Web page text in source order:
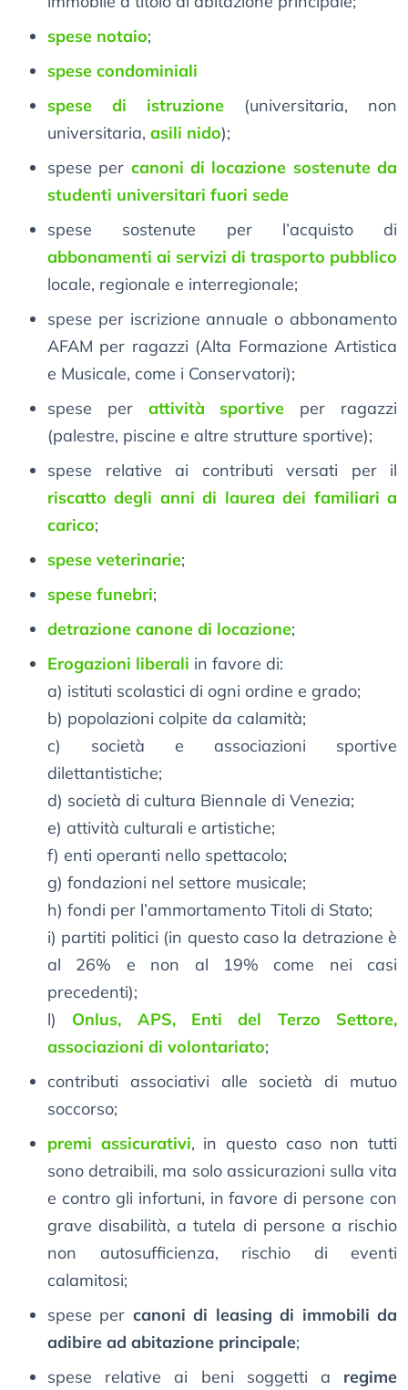
spese notaio;
spese condominiali
spese di istruzione (universitaria, non
universitaria, asili nido);
spese per canoni di locazione sostenute da
studenti universitari fuori sede
spese sostenute per l’acquisto di
abbonamenti ai servizi di trasporto pubblico
locale, regionale e interregionale;
spese per iscrizione annuale o abbonamento
AFAM per ragazzi (Alta Formazione Artistica
e Musicale, come i Conservatori);
spese per attività sportive per ragazzi
(palestre, piscine e altre strutture sportive);
spese relative ai contributi versati per il
riscatto degli anni di laurea dei familiari a
carico;
spese veterinarie;
spese funebri;
detrazione canone di locazione;
Erogazioni liberali in favore di:
a) istituti scolastici di ogni ordine e grado;
b) popolazioni colpite da calamità;
c) società e associazioni sportive
dilettantistiche;
d) società di cultura Biennale di Venezia;
e) attività culturali e artistiche;
f) enti operanti nello spettacolo;
g) fondazioni nel settore musicale;
h) fondi per l’ammortamento Titoli di Stato;
i) partiti politici (in questo caso la detrazione è
al 26% e non al 19% come nei casi
precedenti);
l) Onlus, APS, Enti del Terzo Settore,
associazioni di volontariato;
contributi associativi alle società di mutuo
soccorso;
premi assicurativi, in questo caso non tutti
sono detraibili, ma solo assicurazioni sulla vita
e contro gli infortuni, in favore di persone con
grave disabilità, a tutela di persone a rischio
non autosufficienza, rischio di eventi
calamitosi;
spese per canoni di leasing di immobili da
adibire ad abitazione principale;
spese relative ai beni soggetti a regime